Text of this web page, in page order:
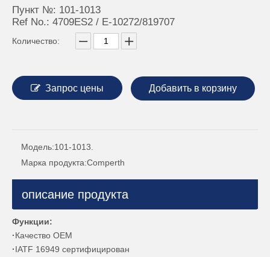
Пункт №: 101-1013
Ref No.: 4709ES2 / E-10272/819707
Количество:
Запрос цены Добавить в корзину
Модель:101-1013.
Марка продукта:Comperth
описание продукта
Функции:
·Качество OEM
·IATF 16949 сертифицирован